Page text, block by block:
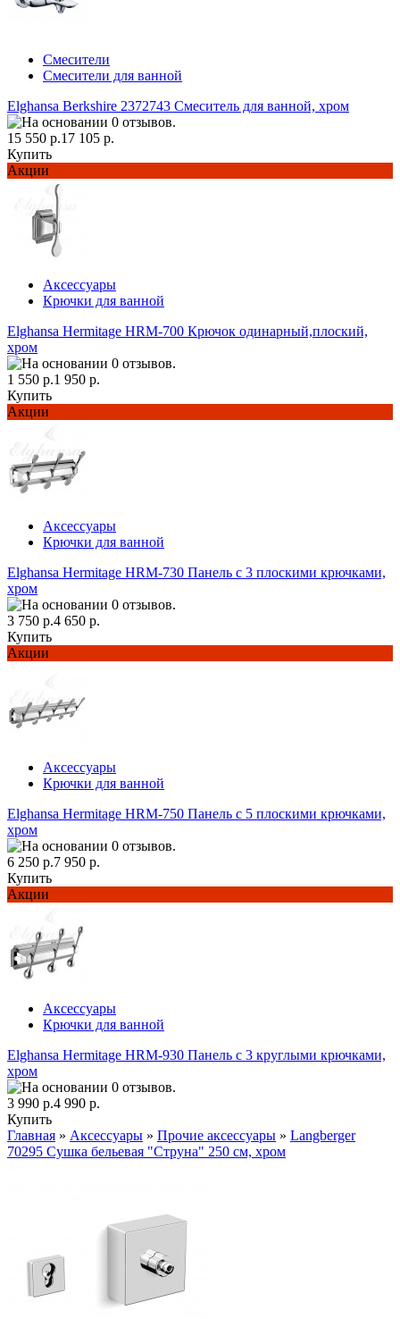
Смесители
Смесители для ванной
Elghansa Berkshire 2372743 Смеситель для ванной, хром
15 550 р.17 105 р.
Купить
Акции
Аксессуары
Крючки для ванной
Elghansa Hermitage HRM-700 Крючок одинарный,плоский,
хром
1 550 р.1 950 р.
Купить
Акции
Аксессуары
Крючки для ванной
Elghansa Hermitage HRM-730 Панель с 3 плоскими крючками,
хром
3 750 р.4 650 р.
Купить
Акции
Аксессуары
Крючки для ванной
Elghansa Hermitage HRM-750 Панель с 5 плоскими крючками,
хром
6 250 р.7 950 р.
Купить
Акции
Аксессуары
Крючки для ванной
Elghansa Hermitage HRM-930 Панель с 3 круглыми крючками,
хром
3 990 р.4 990 р.
Купить
Главная » Аксессуары » Прочие аксессуары » Langberger
70295 Сушка бельевая "Струна" 250 см, хром